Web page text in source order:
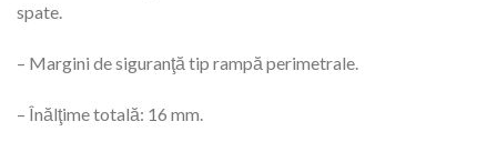
spate.
– Margini de siguranţă tip rampă perimetrale.
– Înălţime totală: 16 mm.